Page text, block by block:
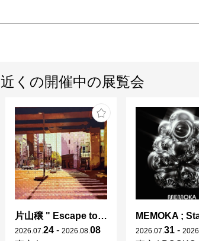
近くの開催中の展覧会
片山穣 " Escape to unravel "
2026.07.24 - 2026.08.08
2026.07.31 - 2026